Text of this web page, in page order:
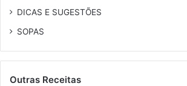
DICAS E SUGESTÕES
SOPAS
Outras Receitas